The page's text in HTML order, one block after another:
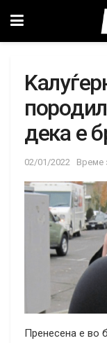
дека е
02/01/2022 Време
Пренесена е во